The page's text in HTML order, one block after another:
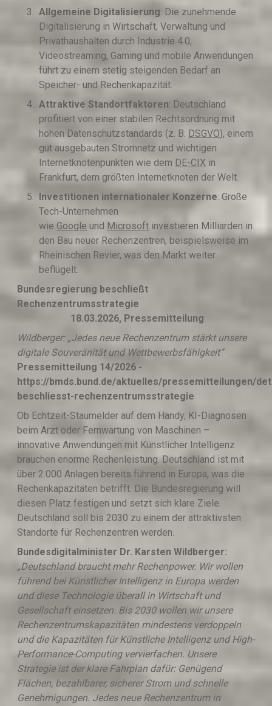
Allgemeine Digitalisierung: Die zunehmende
Digitalisierung in Wirtschaft, Verwaltung und
Privathaushalten durch Industrie 4.0,
Videostreaming, Gaming und mobile Anwendungen
führt zu einem stetig steigenden Bedarf an
Speicher- und Rechenkapazität.
Attraktive Standortfaktoren: Deutschland
profitiert von einer stabilen Rechtsordnung mit
hohen Datenschutzstandards (z. B. DSGVO), einem
gut ausgebauten Stromnetz und wichtigen
Internetknotenpunkten wie dem DE-CIX in
Frankfurt, dem größten Internetknoten der Welt.
Investitionen internationaler Konzerne: Große
Tech-Unternehmen
wieGoogle und Microsoft investieren Milliarden in
den Bau neuer Rechenzentren, beispielsweise im
Rheinischen Revier, was den Markt weiter
beflügelt.
Bundesregierung beschließt
Rechenzentrumsstrategie
18.03.2026, Pressemitteilung
Wildberger: „Jedes neue Rechenzentrum stärkt unsere
digitale Souveränität und Wettbewerbsfähigkeit“
Pressemitteilung 14/2026 -
https://bmds.bund.de/aktuelles/pressemitteilungen/
beschliesst-rechenzentrumsstrategie
Ob Echtzeit-Staumelder auf dem Handy, KI-Diagnosen
beim Arzt oder Fernwartung von Maschinen –
innovative Anwendungen mit Künstlicher Intelligenz
brauchen enorme Rechenleistung. Deutschland ist mit
über 2.000 Anlagen bereits führend in Europa, was die
Rechenkapazitäten betrifft. Die Bundesregierung will
diesen Platz festigen und setzt sich klare Ziele.
Deutschland soll bis 2030 zu einem der attraktivsten
Standorte für Rechenzentren werden.
Bundesdigitalminister Dr. Karsten Wildberger:
„Deutschland braucht mehr Rechenpower. Wir wollen
führend bei Künstlicher Intelligenz in Europa werden
und diese Technologie überall in Wirtschaft und
Gesellschaft einsetzen. Bis 2030 wollen wir unsere
Rechenzentrumskapazitäten mindestens verdoppeln
und die Kapazitäten für Künstliche Intelligenz und High-
Performance-Computing vervierfachen. Unsere
Strategie ist der klare Fahrplan dafür: Genügend
Flächen, bezahlbarer, sicherer Strom und schnelle
Genehmigungen. Jedes neue Rechenzentrum in